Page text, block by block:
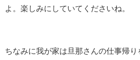
よ。楽しみにしていてくださいね。
ちなみに我が家は旦那さんの仕事帰り